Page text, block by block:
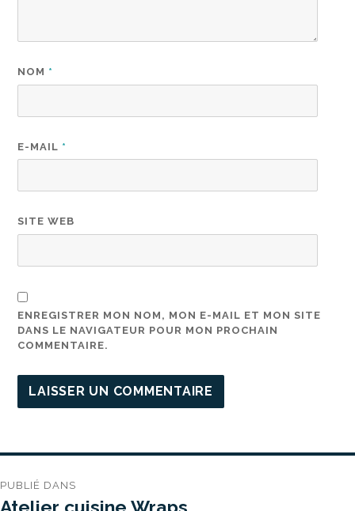
NOM *
E-MAIL *
SITE WEB
ENREGISTRER MON NOM, MON E-MAIL ET MON SITE
DANS LE NAVIGATEUR POUR MON PROCHAIN
COMMENTAIRE.
de
PUBLIÉ DANS